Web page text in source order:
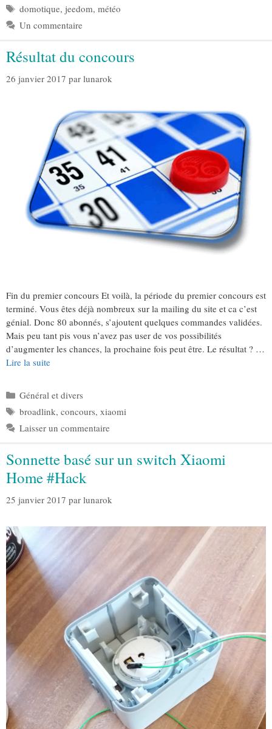
Étiquettes
domotique, jeedom, météo
Un commentaire
Résultat du concours
26 janvier 2017 par lunarok
Fin du premier concours Et voilà, la période du premier concours est
terminé. Vous êtes déjà nombreux sur la mailing du site et ca c’est
génial. Donc 80 abonnés, s’ajoutent quelques commandes validées.
Mais peu tant pis vous n’avez pas user de vos possibilités
d’augmenter les chances, la prochaine fois peut être. Le résultat ? …
Lire la suite
Catégories
Général et divers
Étiquettes
broadlink, concours, xiaomi
Laisser un commentaire
Sonnette basé sur un switch Xiaomi
Home #Hack
25 janvier 2017 par lunarok